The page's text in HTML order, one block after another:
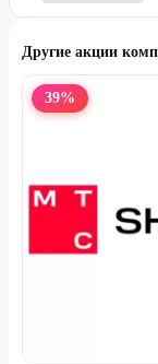
Другие акции
39%